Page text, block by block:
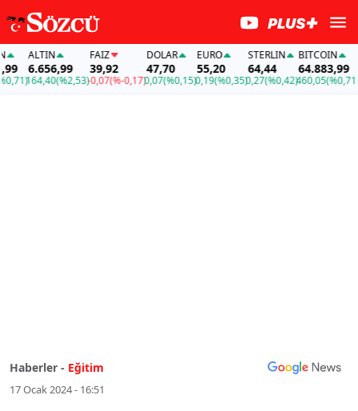
ALTIN
6.656,99
164,40(%2,53)
FAİZ
39,92
-0,07(%-0,17)
DOLAR
47,70
0,07(%0,15)
EURO
55,20
0,19(%0,35)
STERLIN
64,44
0,27(%0,42)
BITCOIN
64.883,99
460,05(%0,71)
Haberler - Eğitim
17 Ocak 2024 - 16:51